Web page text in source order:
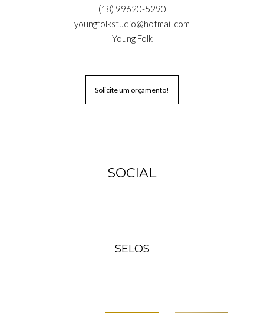
(18) 99620-5290
youngfolkstudio@hotmail.com
Young Folk
Solicite um orçamento!
SOCIAL
SELOS